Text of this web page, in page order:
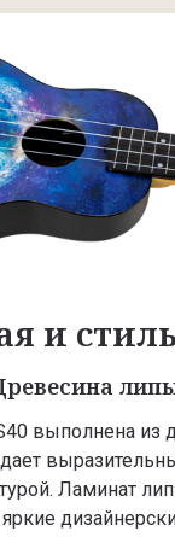
и
выполнена
Ламинат